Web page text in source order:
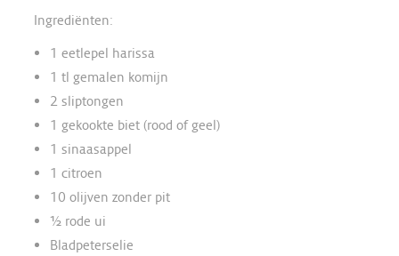
Ingrediënten:
1 eetlepel harissa
1 tl gemalen komijn
2 sliptongen
1 gekookte biet (rood of geel)
1 sinaasappel
1 citroen
10 olijven zonder pit
½ rode ui
Bladpeterselie